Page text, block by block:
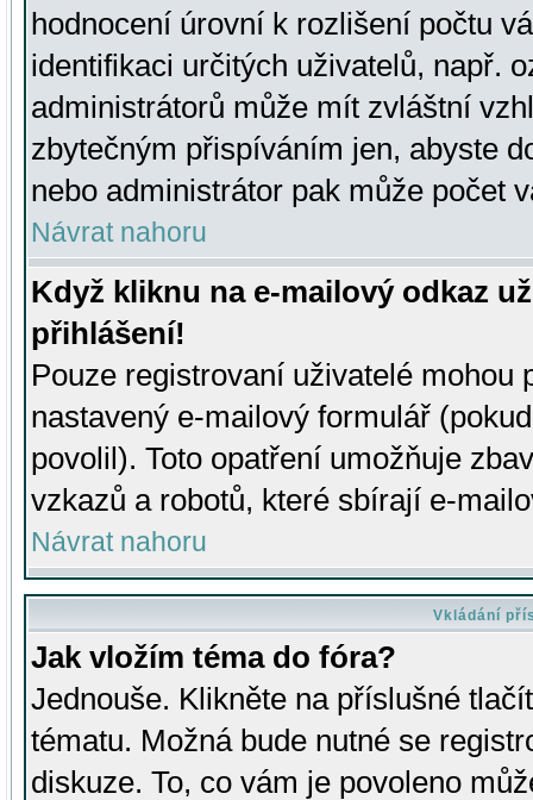
hodnocení úrovní k rozlišení počtu
identifikaci určitých uživatelů, např.
administrátorů může mít zvláštní
zbytečným přispíváním jen, abyste
nebo administrátor pak může počet
Návrat nahoru
Když kliknu na e-mailový odkaz
přihlášení!
Pouze registrovaní uživatelé mohou
nastavený e-mailový formulář
povolil). Toto opatření umožňuje
vzkazů a robotů, které sbírají e-
Návrat nahoru
Vkládání
Jak vložím téma do fóra?
Jednouše. Klikněte na příslušné
tématu. Možná bude nutné se
diskuze. To, co vám je povoleno